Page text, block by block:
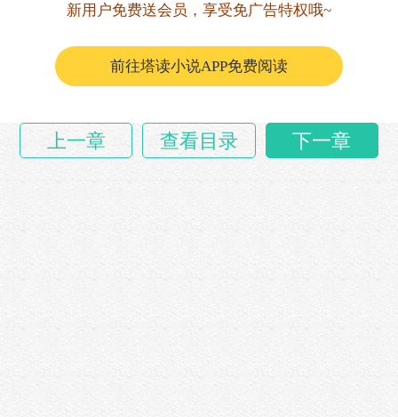
毌丘兴说着，有些激动道：“曹将军，你不知者梁
几如何忠贞。”
“允盛，你……
新用户免费送会员，享受免广告特权哦~
前往塔读小说APP免费阅读
上一章 查看目录 下一章